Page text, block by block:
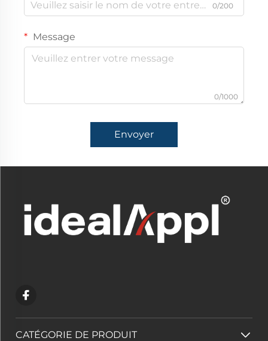
0/200
Message
0/1000
Envoyer
CATÉGORIE DE PRODUIT